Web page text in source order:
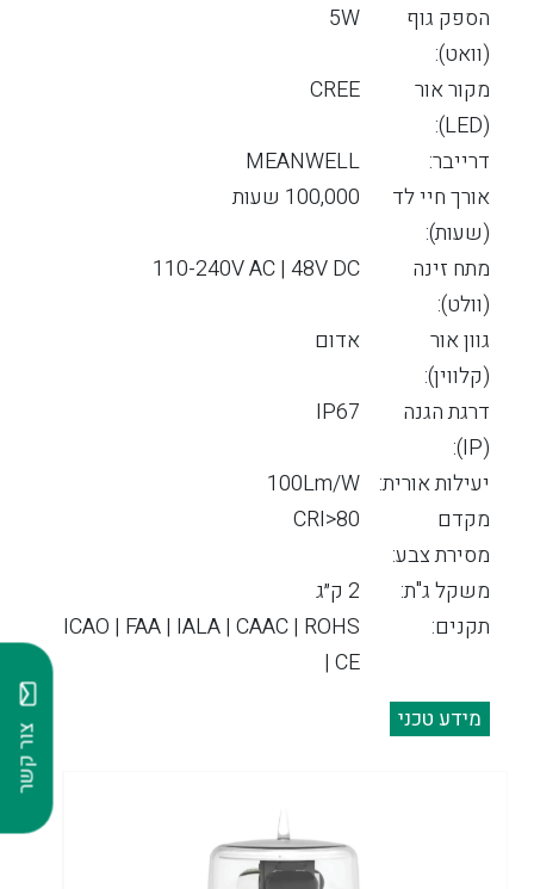
צור קשר
הספק גוף
(וואט):
5W
מקור אור
(LED):
CREE
דרייבר:
MEANWELL
אורך חיי לד
(שעות):
100,000 שעות
מתח זינה
(וולט):
110-240V AC | 48V DC
גוון אור
(קלווין):
אדום
דרגת הגנה
(IP):
IP67
יעילות אורית:
100Lm/W
מקדם
מסירת צבע:
CRI>80
משקל ג"ת:
2 ק״ג
תקנים:
ICAO | FAA | IALA | CAAC | ROHS
| CE
מידע טכני